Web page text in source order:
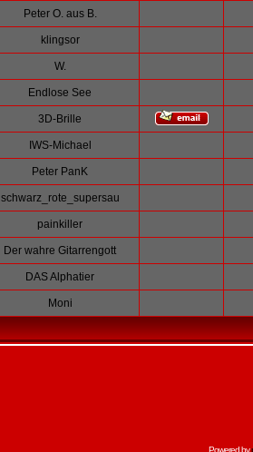
Peter O. aus B.
klingsor
W.
Endlose See
3D-Brille
IWS-Michael
Peter PanK
schwarz_rote_supersau
painkiller
Der wahre Gitarrengott
DAS Alphatier
Moni
Powered by